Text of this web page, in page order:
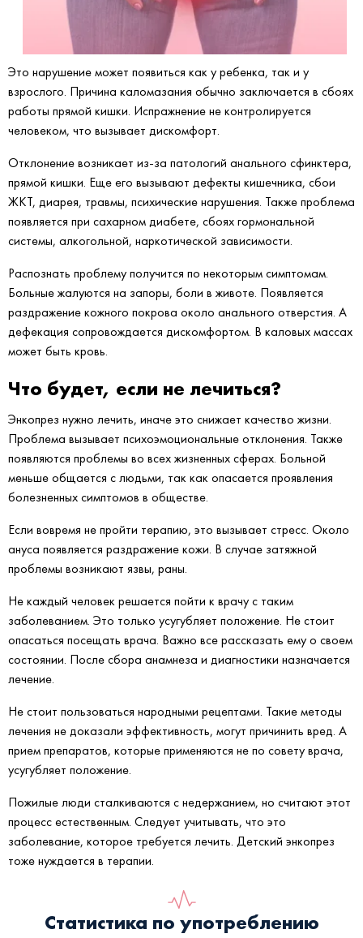
Это нарушение может появиться как у ребенка, так и у
взрослого. Причина каломазания обычно заключается в сбоях
работы прямой кишки. Испражнение не контролируется
человеком, что вызывает дискомфорт.
Отклонение возникает из-за патологий анального сфинктера,
прямой кишки. Еще его вызывают дефекты кишечника, сбои
ЖКТ, диарея, травмы, психические нарушения. Также проблема
появляется при сахарном диабете, сбоях гормональной
системы, алкогольной, наркотической зависимости.
Распознать проблему получится по некоторым симптомам.
Больные жалуются на запоры, боли в животе. Появляется
раздражение кожного покрова около анального отверстия. А
дефекация сопровождается дискомфортом. В каловых массах
может быть кровь.
Что будет, если не лечиться?
Энкопрез нужно лечить, иначе это снижает качество жизни.
Проблема вызывает психоэмоциональные отклонения. Также
появляются проблемы во всех жизненных сферах. Больной
меньше общается с людьми, так как опасается проявления
болезненных симптомов в обществе.
Если вовремя не пройти терапию, это вызывает стресс. Около
ануса появляется раздражение кожи. В случае затяжной
проблемы возникают язвы, раны.
Не каждый человек решается пойти к врачу с таким
заболеванием. Это только усугубляет положение. Не стоит
опасаться посещать врача. Важно все рассказать ему о своем
состоянии. После сбора анамнеза и диагностики назначается
лечение.
Не стоит пользоваться народными рецептами. Такие методы
лечения не доказали эффективность, могут причинить вред. А
прием препаратов, которые применяются не по совету врача,
усугубляет положение.
Пожилые люди сталкиваются с недержанием, но считают этот
процесс естественным. Следует учитывать, что это
заболевание, которое требуется лечить. Детский энкопрез
тоже нуждается в терапии.
Статистика по употреблению